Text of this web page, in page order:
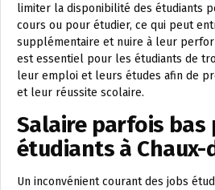
limiter la disponibilité des étudiants
cours ou pour étudier, ce qui peut
supplémentaire et nuire à leur
est essentiel pour les étudiants de
leur emploi et leurs études afin de
et leur réussite scolaire.
Salaire parfois bas
étudiants à Chaux-
Un inconvénient courant des jobs